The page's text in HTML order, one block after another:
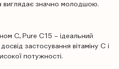
виглядає значно молодшою.
С, Pure C15 – ідеальний
застосування вітаміну С і
потужності.